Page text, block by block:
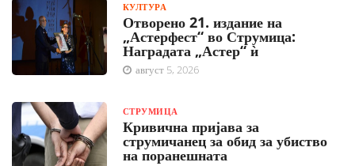
КУЛТУРА
Отворено 21. издание на
„Астерфест“ во Струмица:
Наградата „Астер“ ѝ
август 5, 2026
СТРУМИЦА
Кривична пријава за
струмичанец за обид за убиство
на поранешната